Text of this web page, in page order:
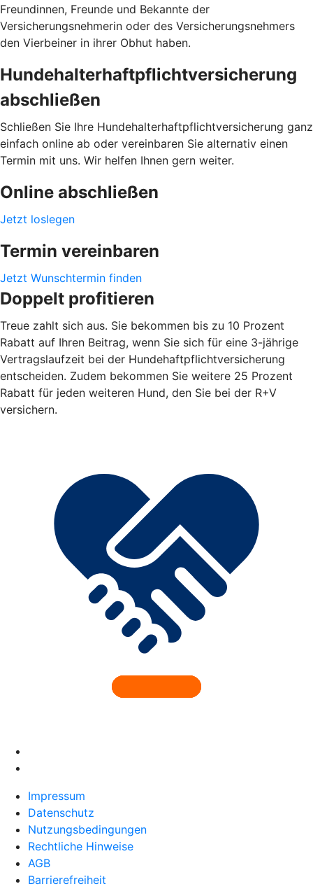
Freundinnen, Freunde und Bekannte der
Versicherungsnehmerin oder des Versicherungsnehmers
den Vierbeiner in ihrer Obhut haben.
Hundehalterhaftpflichtversicherung
abschließen
Schließen Sie Ihre Hundehalterhaftpflichtversicherung ganz
einfach online ab oder vereinbaren Sie alternativ einen
Termin mit uns. Wir helfen Ihnen gern weiter.
Online abschließen
Jetzt loslegen
Termin vereinbaren
Jetzt Wunschtermin finden
Doppelt profitieren
Treue zahlt sich aus. Sie bekommen bis zu 10 Prozent
Rabatt auf Ihren Beitrag, wenn Sie sich für eine 3-jährige
Vertragslaufzeit bei der Hundehaftpflichtversicherung
entscheiden. Zudem bekommen Sie weitere 25 Prozent
Rabatt für jeden weiteren Hund, den Sie bei der R+V
versichern.
Impressum
Datenschutz
Nutzungsbedingungen
Rechtliche Hinweise
AGB
Barrierefreiheit